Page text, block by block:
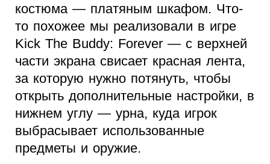
костюма — платяным шкафом. Что-
то похожее мы реализовали в игре
Kick The Buddy: Forever — с верхней
части экрана свисает красная лента,
за которую нужно потянуть, чтобы
открыть дополнительные настройки, в
нижнем углу — урна, куда игрок
выбрасывает использованные
предметы и оружие.